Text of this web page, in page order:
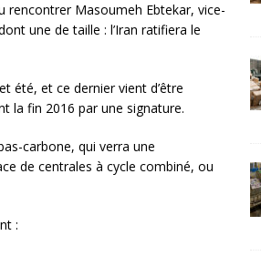
durablement le charbon aux États-Unis
rencontrer Masoumeh Ebtekar, vice-
une de taille : l’Iran ratifiera le
été, et ce dernier vient d’être
la fin 2016 par une signature.
carbone, qui verra une
de centrales à cycle combiné, ou
: